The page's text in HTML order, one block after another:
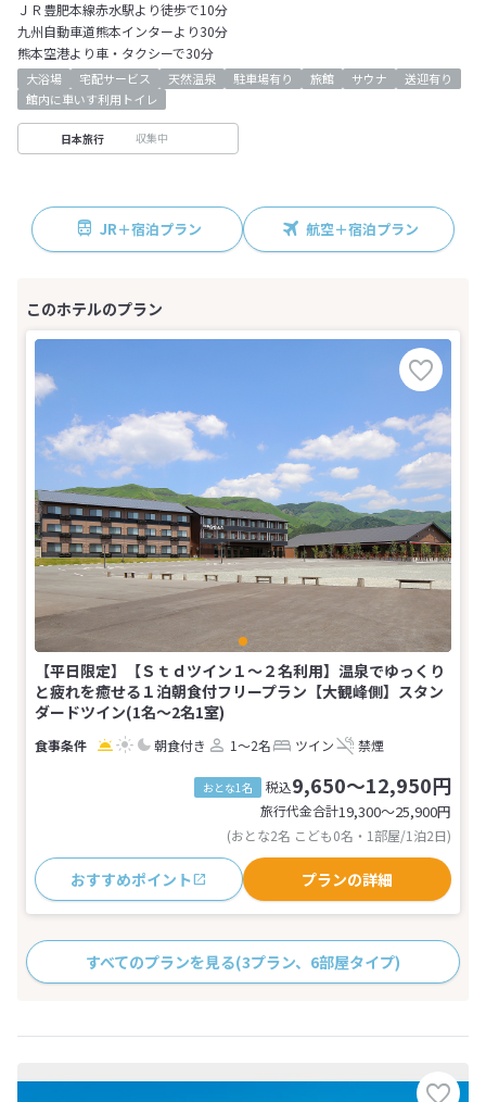
ＪＲ豊肥本線赤水駅より徒歩で10分
九州自動車道熊本インターより30分
熊本空港より車・タクシーで30分
大浴場 宅配サービス 天然温泉 駐車場有り 旅館 サウナ
送迎有り
館内に車いす利用トイレ
日本旅行 収集中
JR＋宿泊プラン 航空＋宿泊プラン
【平日限定】【Ｓｔｄツイン１～２名利用】温泉でゆっくり
と疲れを癒せる１泊朝食付フリープラン【大観峰側】スタン
ダードツイン(1名～2名1室)
朝食付き 1～2名 ツイン 禁煙
おとな1名 税込9,650～12,950円
旅行代金合計19,300〜25,900円
(おとな2名 こども0名・1部屋/1泊2日)
おすすめポイント プランの詳細
すべてのプランを見る(3プラン、6部屋タイプ)